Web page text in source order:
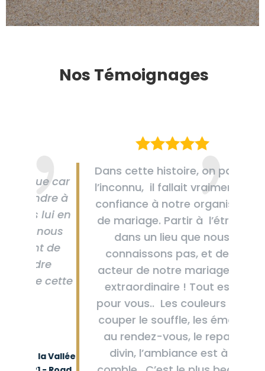
Nos Témoignages
Dans cette histoire, on partait à
l’inconnu, il fallait vraiment faire
confiance à notre organisatrice
de mariage. Partir à l’étranger,
dans un lieu que nous ne
connaissons pas, et devenir
acteur de notre mariage. C’est
extraordinaire ! Tout est fait
pour vous.. Les couleurs sont à
couper le souffle, les émotions
au rendez-vous, le repas est
divin, l’ambiance est à son